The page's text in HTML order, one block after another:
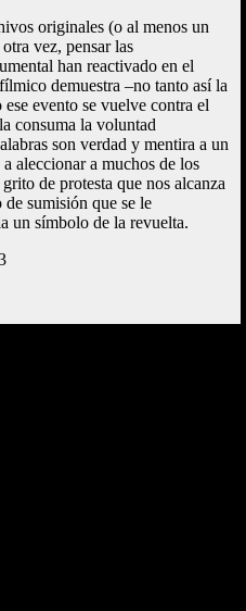
originales (o al menos un
vez, pensar las
han reactivado en el
demuestra –no tanto así la
evento se vuelve contra el
consuma la voluntad
son verdad y mentira a un
aleccionar a muchos de los
de protesta que nos alcanza
sumisión que se le
un símbolo de la revuelta.